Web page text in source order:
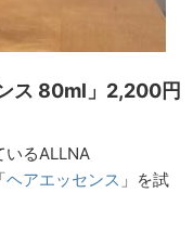
ス 80ml」2,200円
いるALLNA
ヘアエッセンス 」を試